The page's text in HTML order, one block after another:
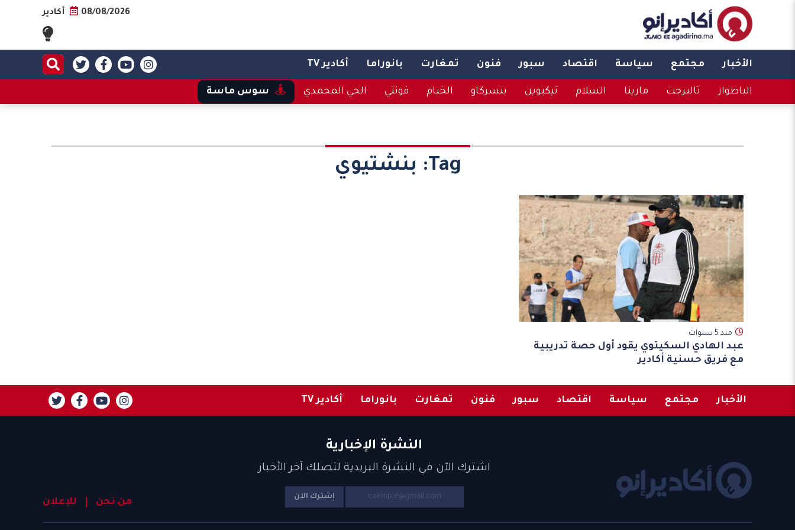
08/08/2026 أكادير
الأخبار مجتمع سياسة اقتصاد سبور فنون تمغارت بانوراما أكادير TV
الباطوار تالبرجت مارينا السلام تيكيوين بنسركاو الخيام فونتي الحي المحمدي سوس ماسة
Tag: بنشتيوي
مند 5 سنوات
عبد الهادي السكيتوي يقود أول حصة تدريبية
مع فريق حسنية أكادير
الأخبار مجتمع سياسة اقتصاد سبور فنون تمغارت بانوراما أكادير TV
النشرة الإخبارية
اشترك الآن في النشرة البريدية لتصلك آخر الأخبار
إشترك الآن من نحن للإعلان